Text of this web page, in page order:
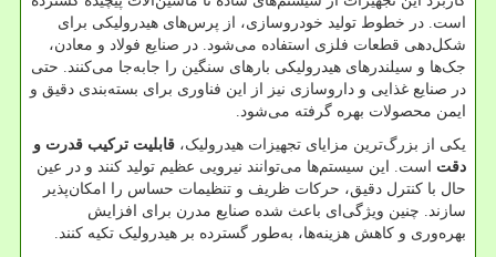
است. در خطوط تولید خودروسازی، از پرس‌های هیدرولیکی برای
شکل‌دهی قطعات فلزی استفاده می‌شود. در صنایع فولاد و معادن،
جک‌ها و سیلندرهای هیدرولیکی بارهای سنگین را جابه‌جا می‌کنند. حتی
در صنایع غذایی و داروسازی نیز از این فناوری برای بسته‌بندی دقیق و
ایمن محصولات بهره گرفته می‌شود.
یکی از بزرگ‌ترین مزایای تجهیزات هیدرولیک، قابلیت ترکیب قدرت و
دقت است. این سیستم‌ها می‌توانند نیرویی عظیم تولید کنند و در عین
حال با کنترل دقیق، حرکات ظریف و تنظیمات حساس را امکان‌پذیر
سازند. چنین ویژگی‌ای باعث شده صنایع مدرن برای افزایش
بهره‌وری و کاهش هزینه‌ها، به‌طور گسترده بر هیدرولیک تکیه کنند.